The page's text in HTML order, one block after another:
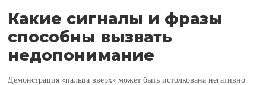
Какие сигналы и фразы
способны вызвать
недопонимание
Демонстрация «пальца вверх» может быть истолкована негативно.